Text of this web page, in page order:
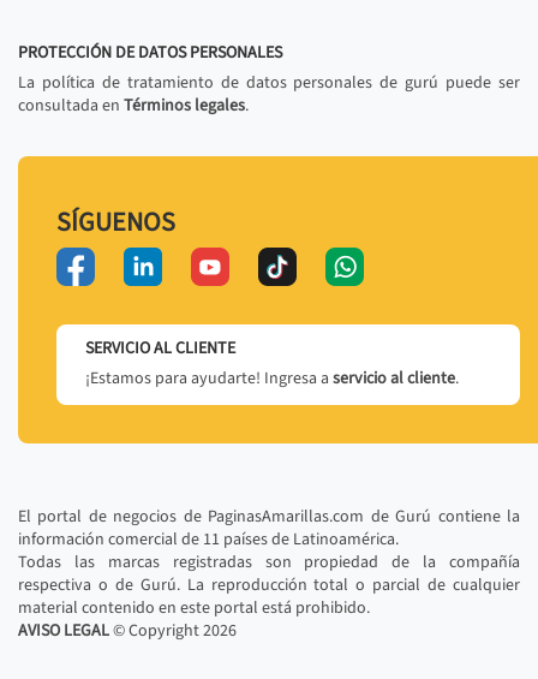
PROTECCIÓN DE DATOS PERSONALES
La política de tratamiento de datos personales de gurú puede ser
consultada en Términos legales.
SÍGUENOS
SERVICIO AL CLIENTE
¡Estamos para ayudarte! Ingresa a servicio al cliente.
El portal de negocios de PaginasAmarillas.com de Gurú contiene la
información comercial de 11 países de Latinoamérica.
Todas las marcas registradas son propiedad de la compañía
respectiva o de Gurú. La reproducción total o parcial de cualquier
material contenido en este portal está prohibido.
AVISO LEGAL© Copyright2026